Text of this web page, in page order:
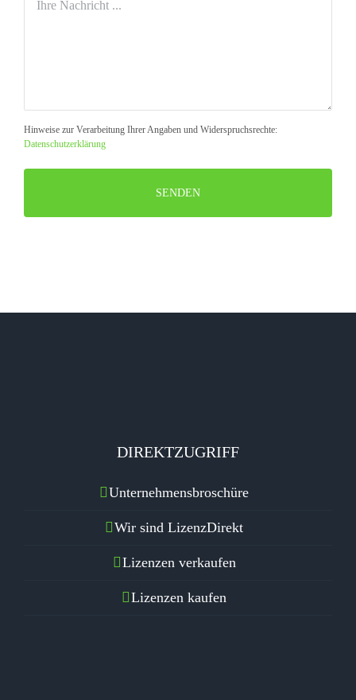
Hinweise zur Verarbeitung Ihrer Angaben und Widerspruchsrechte:
Datenschutzerklärung
dieses
DIREKTZUGRIFF
Unternehmensbroschüre
Wir sind LizenzDirekt
Lizenzen verkaufen
Lizenzen kaufen